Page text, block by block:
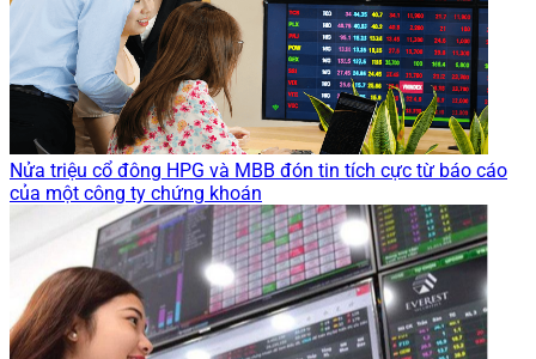
Nửa triệu cổ đông HPG và MBB đón tin tích cực từ báo cáo
của một công ty chứng khoán